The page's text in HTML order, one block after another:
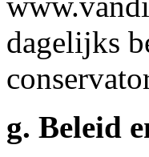
dagelijks
g. Beleid